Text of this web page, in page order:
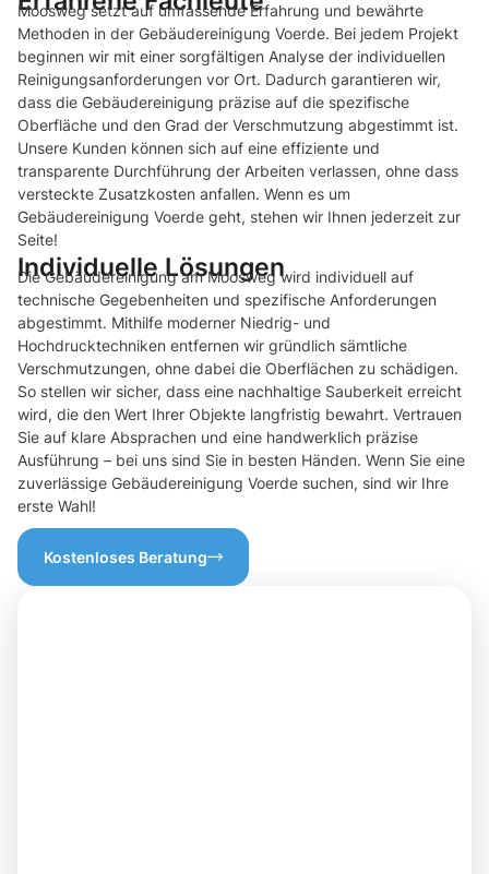
Moosweg setzt auf umfassende Erfahrung und bewährte
Methoden in der Gebäudereinigung Voerde. Bei jedem Projekt
beginnen wir mit einer sorgfältigen Analyse der individuellen
Reinigungsanforderungen vor Ort. Dadurch garantieren wir,
dass die Gebäudereinigung präzise auf die spezifische
Oberfläche und den Grad der Verschmutzung abgestimmt ist.
Unsere Kunden können sich auf eine effiziente und
transparente Durchführung der Arbeiten verlassen, ohne dass
versteckte Zusatzkosten anfallen. Wenn es um
Gebäudereinigung Voerde geht, stehen wir Ihnen jederzeit zur
Seite!
Individuelle Lösungen
Die Gebäudereinigung am Moosweg wird individuell auf
technische Gegebenheiten und spezifische Anforderungen
abgestimmt. Mithilfe moderner Niedrig- und
Hochdrucktechniken entfernen wir gründlich sämtliche
Verschmutzungen, ohne dabei die Oberflächen zu schädigen.
So stellen wir sicher, dass eine nachhaltige Sauberkeit erreicht
wird, die den Wert Ihrer Objekte langfristig bewahrt. Vertrauen
Sie auf klare Absprachen und eine handwerklich präzise
Ausführung – bei uns sind Sie in besten Händen. Wenn Sie eine
zuverlässige Gebäudereinigung Voerde suchen, sind wir Ihre
erste Wahl!
Kostenloses Beratung